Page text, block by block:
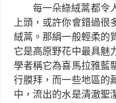
每一朵綠絨蒿都令
上頭，或許你會錯過
絨蒿。那絹一般輕柔的
它是高原野花中最具魅
學者稱它為喜馬拉雅藍
行膜拜，而一些地區的
中，流出的水是清澈聖